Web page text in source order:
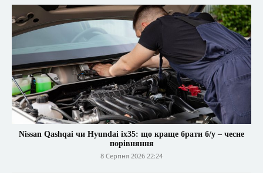
Nissan Qashqai чи Hyundai ix35: що краще брати б/у – чесне
порівняння
8 Серпня 2026 22:24